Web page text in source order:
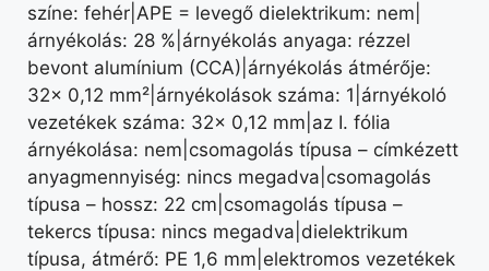
színe: fehér|APE = levegő dielektrikum: nem|
árnyékolás: 28 %|árnyékolás anyaga: rézzel
bevont alumínium (CCA)|árnyékolás átmérője:
32× 0,12 mm²|árnyékolások száma: 1|árnyékoló
vezetékek száma: 32× 0,12 mm|az I. fólia
árnyékolása: nem|csomagolás típusa – címkézett
anyagmennyiség: nincs megadva|csomagolás
típusa – hossz: 22 cm|csomagolás típusa –
tekercs típusa: nincs megadva|dielektrikum
típusa, átmérő: PE 1,6 mm|elektromos vezetékek